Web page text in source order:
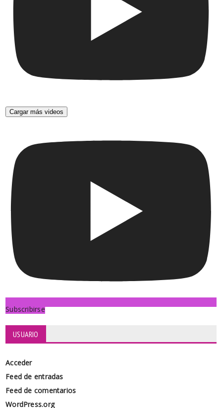
Cargar más videos
Subscribirse
USUARIO
Acceder
Feed de entradas
Feed de comentarios
WordPress.org